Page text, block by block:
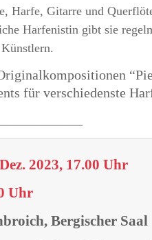
Harfe, Gitarre und
Harfenistin gibt sie
für verschiedenste
2023, 17.00 Uhr
Uhr
Bergischer Saal